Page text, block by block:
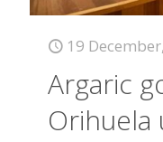
19
Argaric
Orihuela